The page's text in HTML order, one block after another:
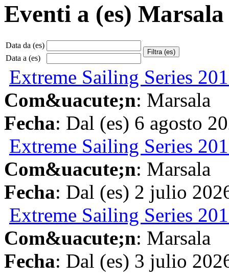
Eventi a (es) Marsala
Data da (es)
Data a (es)
Extreme Sailing Series
Com&uacute;n: Marsala
Fecha: Dal (es) 6 agosto
Extreme Sailing Series
Com&uacute;n: Marsala
Fecha: Dal (es) 2 julio
Extreme Sailing Series
Com&uacute;n: Marsala
Fecha: Dal (es) 3 julio